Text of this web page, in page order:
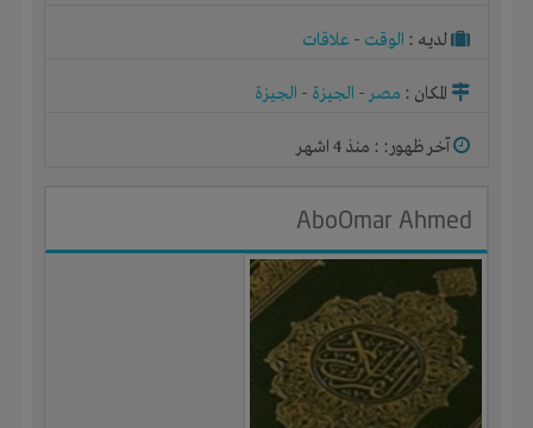
لديـه : الوقت - علاقات
المكان : مصر- الجيزة - الجيزة
آخر ظهور: : منذ 4 اشهر
AboOmar Ahmed